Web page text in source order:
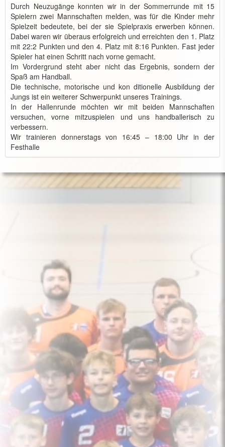
Durch Neuzugänge konnten wir in der Sommerrunde mit 15
Spielern zwei Mannschaften melden, was für die Kinder mehr
Spielzeit bedeutete, bei der sie Spielpraxis erwerben können.
Dabei waren wir überaus erfolgreich und erreichten den 1. Platz
mit 22:2 Punkten und den 4. Platz mit 8:16 Punkten. Fast jeder
Spieler hat einen Schritt nach vorne gemacht.
Im Vordergrund steht aber nicht das Ergebnis, sondern der
Spaß am Handball.
Die technische, motorische und kon ditionelle Ausbildung der
Jungs ist ein weiterer Schwerpunkt unseres Trainings.
In der Hallenrunde möchten wir mit beiden Mannschaften
versuchen, vorne mitzuspielen und uns handballerisch zu
verbessern.
Wir trainieren donnerstags von 16:45 – 18:00 Uhr in der
Festhalle